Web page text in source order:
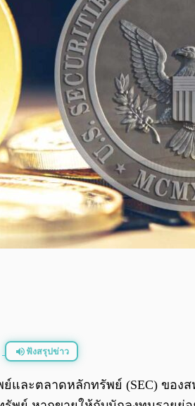
ฟังสรุปข่าว
และตลาดหลักทรัพย์ (SEC) ของ